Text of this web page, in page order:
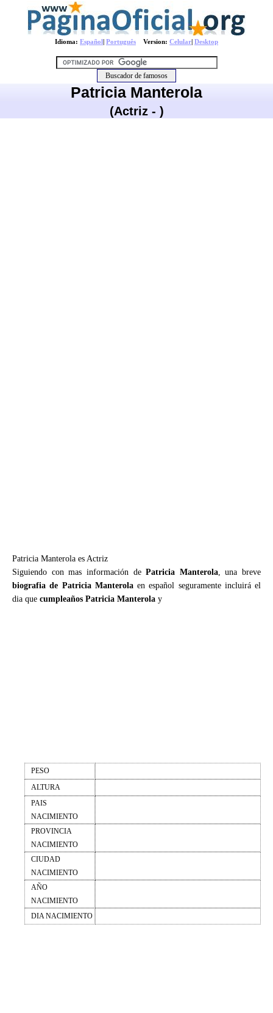
Idioma: Español| Português Version: Celular| Desktop
Patricia Manterola
(Actriz - )
Patricia Manterola es Actriz
Siguiendo con mas información dePatricia Manterola, una breve
biografia de Patricia Manterolaen español seguramente incluirá el
dia que cumpleaños Patricia Manterola y
PESO
ALTURA
PAIS
NACIMIENTO
PROVINCIA
NACIMIENTO
CIUDAD
NACIMIENTO
AÑO
NACIMIENTO
DIA NACIMIENTO